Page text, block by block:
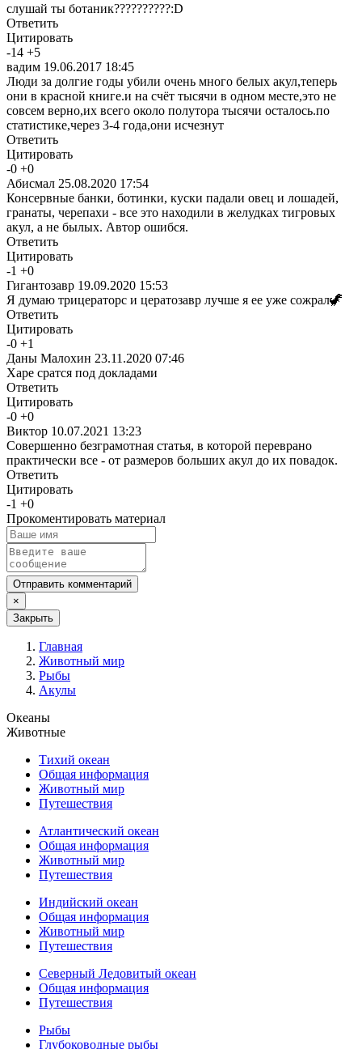
слушай ты ботаник??????????:D
Ответить
Цитировать
-14 +5
вадим 19.06.2017 18:45
Люди за долгие годы убили очень много белых акул,теперь
они в красной книге.и на счёт тысячи в одном месте,это не
совсем верно,их всего около полутора тысячи осталось.по
статистике,через 3-4 года,они исчезнут
Ответить
Цитировать
-0 +0
Абисмал 25.08.2020 17:54
Консервные банки, ботинки, куски падали овец и лошадей,
гранаты, черепахи - все это находили в желудках тигровых
акул, а не былых. Автор ошибся.
Ответить
Цитировать
-1 +0
Гигантозавр 19.09.2020 15:53
Я думаю трицераторс и цератозавр лучше я ее уже сожрал🦖
Ответить
Цитировать
-0 +1
Даны Малохин 23.11.2020 07:46
Харе сратся под докладами
Ответить
Цитировать
-0 +0
Виктор 10.07.2021 13:23
Совершенно безграмотная статья, в которой переврано
практически все - от размеров больших акул до их повадок.
Ответить
Цитировать
-1 +0
Прокоментировать материал
Отправить комментарий
×
Закрыть
Главная
Животный мир
Рыбы
Акулы
Океаны
Животные
Тихий океан
Общая информация
Животный мир
Путешествия
Атлантический океан
Общая информация
Животный мир
Путешествия
Индийский океан
Общая информация
Животный мир
Путешествия
Северный Ледовитый океан
Общая информация
Путешествия
Рыбы
Глубоководные рыбы